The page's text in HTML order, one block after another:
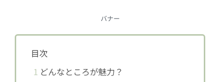
バナー
目次
1 どんなところが魅力？